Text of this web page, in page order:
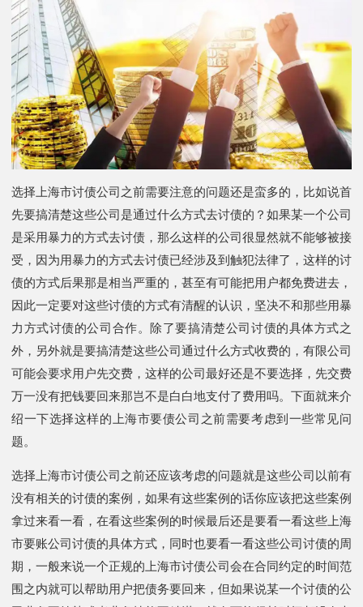
选择上海市讨债公司之前需要注意的问题还是蛮多的，比如说首
先要搞清楚这些公司是通过什么方式去讨债的？如果某一个公司
是采用暴力的方式去讨债，那么这样的公司很显然就不能够被接
受，因为用暴力的方式去讨债已经涉及到触犯法律了，这样的讨
债的方式后果那是相当严重的，甚至有可能把用户都免费进去，
因此一定要对这些讨债的方式有清醒的认识，坚决不和那些用暴
力方式讨债的公司合作。除了要搞清楚公司讨债的具体方式之
外，另外就是要搞清楚这些公司通过什么方式收费的，有限公司
可能会要求用户先交费，这样的公司最好还是不要选择，先交费
万一没有把钱要回来那岂不是白白地支付了费用吗。下面就来介
绍一下选择这样的上海市要债公司之前需要考虑到一些常见问
题。
选择上海市讨债公司之前还应该考虑的问题就是这些公司以前有
没有相关的讨债的案例，如果有这些案例的话你应该把这些案例
拿过来看一看，在看这些案例的时候最后还是要看一看这些上海
市要账公司讨债的具体方式，同时也要看一看这些公司讨债的周
期，一般来说一个正规的上海市讨债公司会在合同约定的时间范
围之内就可以帮助用户把债务要回来，但如果说某一个讨债的公